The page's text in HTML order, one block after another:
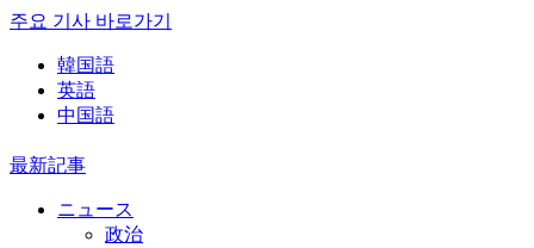
주요 기사 바로가기
韓国語
英語
中国語
最新記事
ニュース
政治